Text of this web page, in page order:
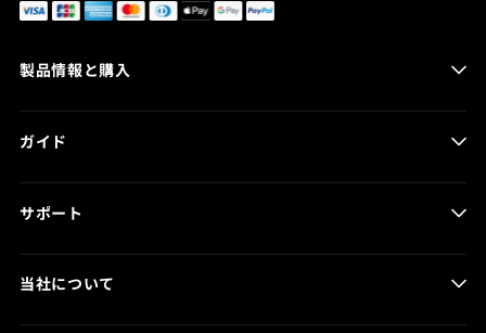
(Twitter)
製品情報と購入
HOVERAir X1 Smart
HOVERAir X1 PRO & PROMAX
HOVERCare
ガイド
プログ記事
サポート
バッテリーケア
HOVER App
当社について